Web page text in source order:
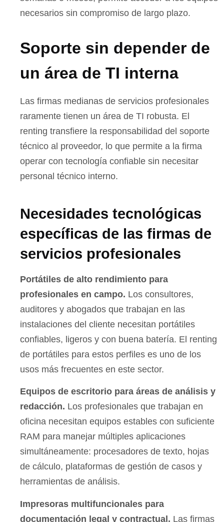
necesarios sin compromiso de largo plazo.
Soporte sin depender de
un área de TI interna
Las firmas medianas de servicios profesionales
raramente tienen un área de TI robusta. El
renting transfiere la responsabilidad del soporte
técnico al proveedor, lo que permite a la firma
operar con tecnología confiable sin necesitar
personal técnico interno.
Necesidades tecnológicas
específicas de las firmas de
servicios profesionales
Portátiles de alto rendimiento para
profesionales en campo. Los consultores,
auditores y abogados que trabajan en las
instalaciones del cliente necesitan portátiles
confiables, ligeros y con buena batería. El renting
de portátiles para estos perfiles es uno de los
usos más frecuentes en este sector.
Equipos de escritorio para áreas de análisis y
redacción. Los profesionales que trabajan en
oficina necesitan equipos estables con suficiente
RAM para manejar múltiples aplicaciones
simultáneamente: procesadores de texto, hojas
de cálculo, plataformas de gestión de casos y
herramientas de análisis.
Impresoras multifuncionales para
documentación legal y contractual. Las firmas